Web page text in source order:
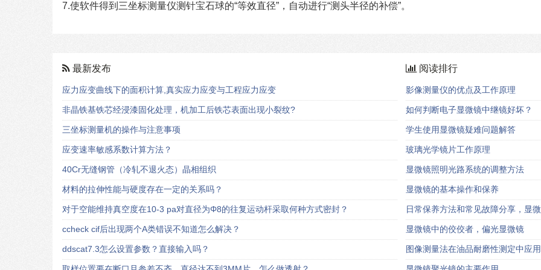
7.使软件得到三坐标测量仪测针宝石球的“等效直径”，自动进行“测头半径的补偿”。
最新发布
应力应变曲线下的面积计算,真实应力应变与工程应力应变
非晶铁基铁芯经浸漆固化处理，机加工后铁芯表面出现小裂纹?
三坐标测量机的操作与注意事项
应变速率敏感系数计算方法？
40Cr无缝钢管（冷轧不退火态）晶相组织
材料的拉伸性能与硬度存在一定的关系吗？
对于空能维持真空度在10-3 pa对直径为Φ8的往复运动杆采取何种方式密封？
ccheck cif后出现两个A类错误不知道怎么解决？
ddscat7.3怎么设置参数？直接输入吗？
阅读排行
影像测量仪的优点及工作原理
如何判断电子显微镜中继镜好坏？
学生使用显微镜疑难问题解答
玻璃光学镜片工作原理
显微镜照明光路系统的调整方法
显微镜的基本操作和保养
日常保养方法和常见故障分享，显
显微镜中的佼佼者，偏光显微镜
图像测量法在油品耐磨性测定中应用